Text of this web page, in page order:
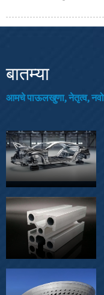
बातम्या
आमचे पाऊलखुणा, नेतृत्व,